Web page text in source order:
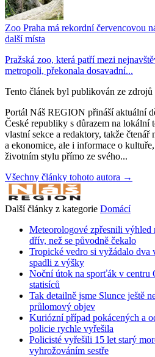
Zoo Praha má rekordní červencovou
další místa
Pražská zoo, která patří mezi
metropoli, překonala dosavadní...
Tento článek byl publikován ze zdrojů
Portál Náš REGION přináší aktuální
České republiky s důrazem na lokální
vlastní sekce a redaktory, takže
a ekonomice, ale i informace o
životním stylu přímo ze svého...
Všechny články tohoto autora →
Další články z kategorie Domácí
Meteorologové zpřesnili výhled
dřív, než se původně čekalo
Tropické vedro si vyžádalo dva
spadli z výšky
Noční útok na sporťák v centru
statisíců
Tak detailně jsme Slunce ještě
průlomový objev
Kuriózní případ pokácených a
policie rychle vyřešila
Policisté vyřešili 15 let starý
vyhrožováním sestře